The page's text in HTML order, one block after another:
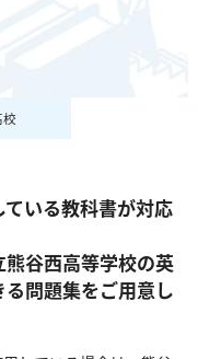
いる教科書が対応
谷西高等学校の英
問題集をご用意し